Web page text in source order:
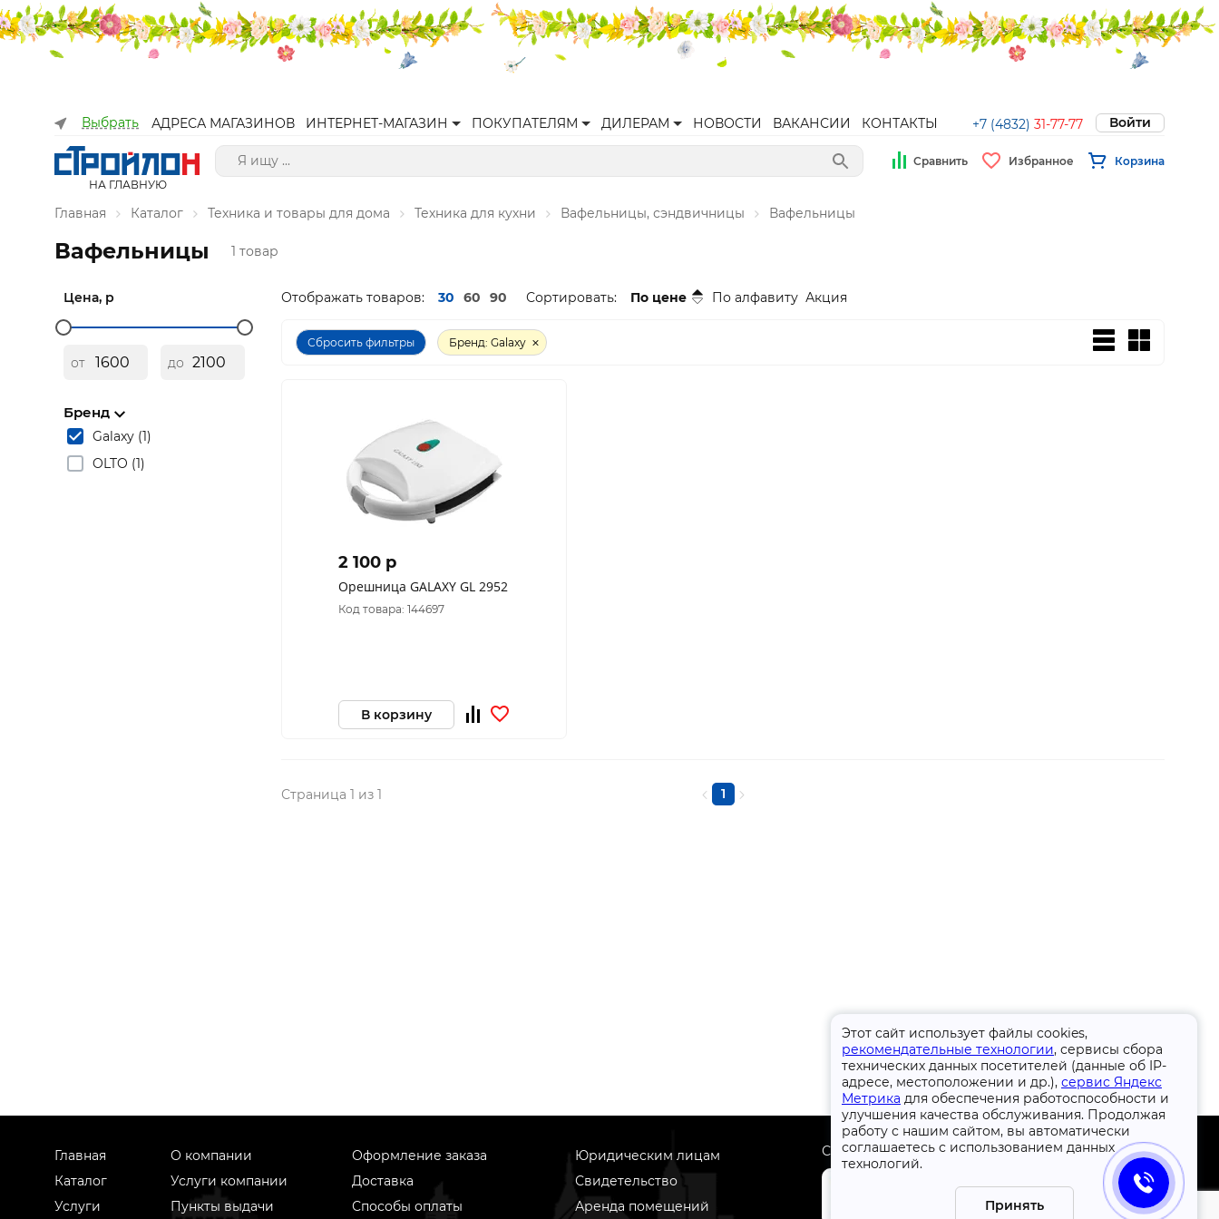
Выбрать АДРЕСА МАГАЗИНОВ ИНТЕРНЕТ-МАГАЗИН ПОКУПАТЕЛЯМ ДИЛЕРАМ НОВОСТИ ВАКАНСИИ КОНТАКТЫ +7 (4832) 31-77-77 Войти
НА ГЛАВНУЮ
Сравнить Избранное Корзина
Главная Каталог Техника и товары для дома Техника для кухни Вафельницы, сэндвичницы Вафельницы
Этот сайт использует файлы cookies,
рекомендательные технологии, сервисы сбора
технических данных посетителей (данные об IP-
адресе, местоположении и др.), сервис Яндекс
Метрика для обеспечения работоспособности и
улучшения качества обслуживания. Продолжая
работу с нашим сайтом, вы автоматически
соглашаетесь с использованием данных
технологий.
Принять
Вафельницы 1 товар
Цена, р
от до
Бренд
Galaxy (1)
OLTO (1)
Отображать товаров: 30 60 90 Сортировать: По цене По алфавиту Акция
Сбросить фильтры Бренд: Galaxy
2 100 p
Орешница GALAXY GL 2952
Код товара: 144697
В корзину
Страница 1 из 1 1
Главная
Каталог
Услуги
О компании
Услуги компании
Пункты выдачи
Оформление заказа
Доставка
Способы оплаты
Юридическим лицам
Свидетельство
Аренда помещений
Скачать приложение